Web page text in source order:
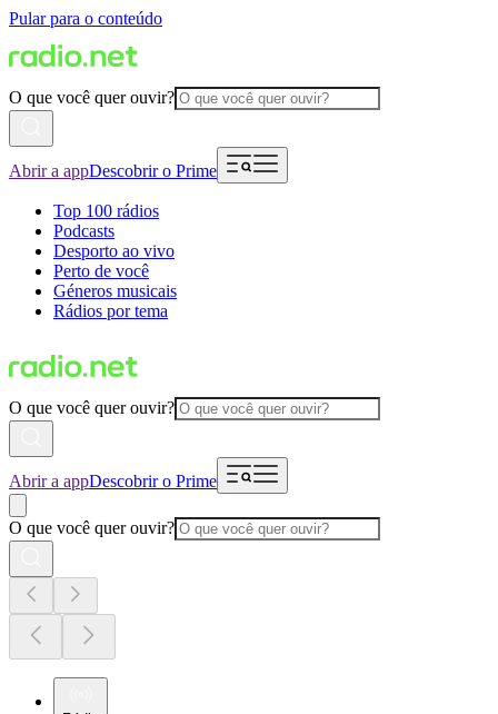
Pular para o conteúdo
O que você quer ouvir?
Abrir a appDescobrir o Prime
Top 100 rádios
Podcasts
Desporto ao vivo
Perto de você
Géneros musicais
Rádios por tema
O que você quer ouvir?
Abrir a appDescobrir o Prime
O que você quer ouvir?